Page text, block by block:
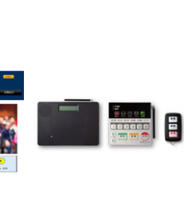
疲れない テレワーク
強化バックレスト 30
ング機能 人間工学 椅
ポート 90度跳ね上げ
レスト 3Dヘッドレス
ガー付き 高反発クッシ
チェア 通気性メッシ
ミング/勉強/事務用 お
パソコンチェア (ブラ
チェア 強化バッ
腰サポート 90度跳
ームレスト 3Dヘ
ハンガー付き 高
ン PCチェア 通気
ゲーミング/勉強/
ゃれ パソコンチ
￥7,680
ZDM1J）
スピーカー内蔵 高さ調
イベル VESA対応
ComfortView ビジネス向
犬用 26枚入り 単品
Smart Basic アイ
ワイド 100枚入 (x
販売)
￥3,670